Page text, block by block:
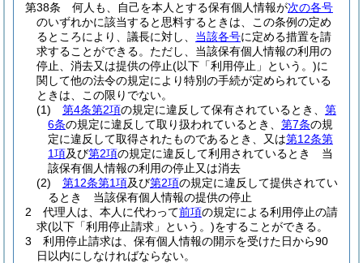
第38条
何人も、自己を本人とする保有個人情報が次の各号
のいずれかに該当すると思料するときは、この条例の定め
るところにより、議長に対し、 当該各号に定める措置を請
求することができる。 ただし、当該保有個人情報の利用の
停止、消去又は提供の停止(以下「利用停止」という。)に
関して他の法令の規定により特別の手続が定められている
ときは、この限りでない。
(1)
第4条第2項の規定に違反して保有されているとき、 第
6条の規定に違反して取り扱われているとき、 第7条の規
定に違反して取得されたものであるとき、又は第12条第
1項及び第2項の規定に違反して利用されているとき 当
該保有個人情報の利用の停止又は消去
(2)
第12条第1項及び第2項の規定に違反して提供されてい
るとき 当該保有個人情報の提供の停止
2
代理人は、本人に代わって前項の規定による利用停止の請
求(以下「利用停止請求」という。)をすることができる。
3
利用停止請求は、保有個人情報の開示を受けた日から90
日以内にしなければならない。